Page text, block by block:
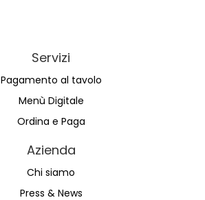
Servizi
Pagamento al tavolo
Menù Digitale
Ordina e Paga
Azienda
Chi siamo
Press & News